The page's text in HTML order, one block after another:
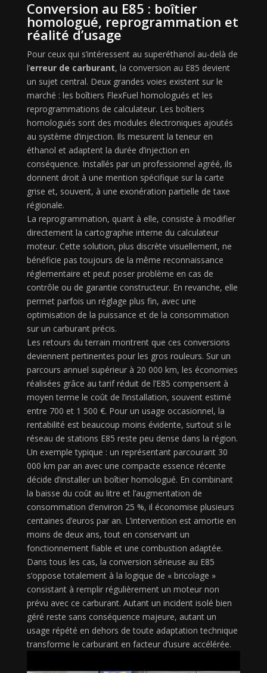
Conversion au E85 : boîtier
homologué, reprogrammation et
réalité d’usage
Pour ceux qui s’intéressent au superéthanol au-delà de
l’erreur de carburant, la conversion au E85 devient
un sujet central. Deux grandes voies existent sur le
marché : les boîtiers FlexFuel homologués et les
reprogrammations de calculateur. Les boîtiers
homologués sont des modules électroniques ajoutés
au système d’injection. Ils mesurent la teneur en
éthanol et adaptent la durée d’injection en
conséquence. Installés par un professionnel agréé, ils
donnent droit à une mention spécifique sur la carte
grise et, souvent, à une exonération partielle de taxe
régionale.
La reprogrammation, quant à elle, consiste à modifier
directement la cartographie interne du calculateur
moteur. Cette solution, plus discrète visuellement, ne
bénéficie pas toujours de la même reconnaissance
réglementaire et peut poser problème en cas de
contrôle ou de garantie constructeur. En revanche, elle
permet parfois un réglage plus fin, avec une
optimisation de la puissance et de la consommation
sur un carburant précis.
Les retours du terrain montrent que ces conversions
deviennent pertinentes pour les gros rouleurs. Sur un
parcours annuel supérieur à 20 000 km, les économies
réalisées grâce au tarif réduit de l’E85 compensent à
moyen terme le coût de l’installation, souvent estimé
entre 700 et 1 500 €. Pour un usage occasionnel, la
rentabilité est beaucoup moins évidente, surtout si le
réseau de stations E85 reste peu dense dans la région.
Un exemple typique : un représentant parcourant 30
000 km par an avec une compacte essence récente
décide d’installer un boîtier homologué. En combinant
la baisse du coût au litre et l’augmentation de
consommation d’environ 25 %, il économise plusieurs
centaines d’euros par an. L’intervention est amortie en
moins de deux ans, tout en conservant un
fonctionnement fiable et une combustion adaptée.
Dans tous les cas, la conversion sérieuse au E85
s’oppose totalement à la logique de « bricolage »
consistant à remplir régulièrement un moteur non
prévu avec ce carburant. Autant un incident isolé bien
géré reste sans conséquence majeure, autant un
usage répété en dehors de toute adaptation technique
transforme le carburant en facteur d’usure accélérée.